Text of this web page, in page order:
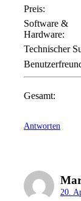
Preis:
Software &
Hardware:
Technischer
Gesamt:
Antworten
20.